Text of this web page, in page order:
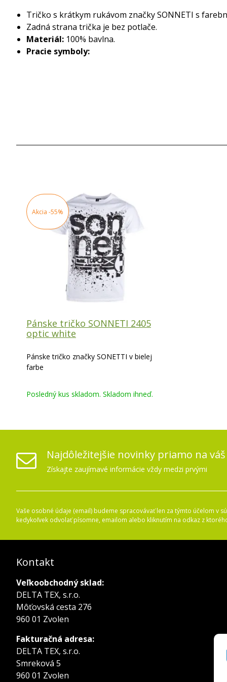
Tričko s krátkym rukávom značky SONNETI s
Zadná strana trička je bez potlače.
Materiál: 100% bavlna.
Pracie symboly:
Akcia -55%
Pánske tričko SONNETI 2405
optic white
Pánske tričko značky SONETTI v bielej
farbe
Posledný kus skladom. Skladom ihneď.
Najdôležitejšie novinky priamo na
Získajte zaujímavé informácie vždy medzi prvými
Vaše osobné údaje (email) budeme spracovávať len za týmto účelom v
kedykoľvek odvolať písomne, emailom alebo kliknutím na odkaz z
Kontakt
Veľkoobchodný sklad:
DELTA TEX, s.r.o.
Môťovská cesta 276
960 01 Zvolen
Fakturačná adresa:
DELTA TEX, s.r.o.
Smreková 5
960 01 Zvolen